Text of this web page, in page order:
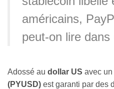
américains,
peut-on lire dans
Adossé au dollar US avec un
(PYUSD) est garanti par des